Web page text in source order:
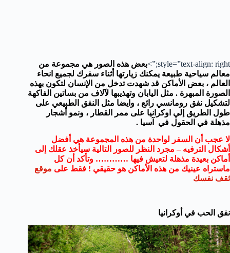
style=”text-align: right;”>
بعض هذه الصور هي مجموعة من
معالم سياحية طبيعة يمكنك زيارتها أثناء سفرك لجميع انحاء
العالم ، بعض الأماكن قد شهدت تدخل من الإنسان لتكون بهذه
الصورة المبهرة . مثل اليابان وتهذيبها لآلاف من بساتين الفاكهة
لتشكيل نفق رومانسي رائع ، وايضا مثل النفق الطبيعي على
طول الطريق إلي اوكرانيا على ممر القطار ، ونمو أشجار
مذهلة في الحقول في آسيا .
لا عجب أن السفر لواحدة من هذه المجموعة هي أفضل
أشكال الترفيه – مجرد النظر للصور التالية سيأخذ عقلك إلى
أماكن بعيدة مذهلة لتعيش فيها ………… وتأكد أن كل
ماستراه عينيك من هذه الأماكن هو حقيقي ! فقط على موقع
ثقف نفسك
نفق الحب في أوكرانيا